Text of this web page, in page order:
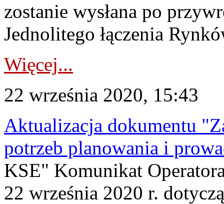
zostanie wysłana po
Jednolitego łączenia
Więcej...
22 września 2020, 15:43
Aktualizacja dokumentu
potrzeb planowania i
KSE" Komunikat
22 września 2020 r.